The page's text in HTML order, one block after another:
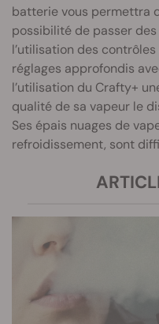
batterie vous permettra
possibilité de passer
l’utilisation des
réglages approfondis
l’utilisation du Crafty+
qualité de sa vapeur le
Ses épais nuages de
refroidissement, sont